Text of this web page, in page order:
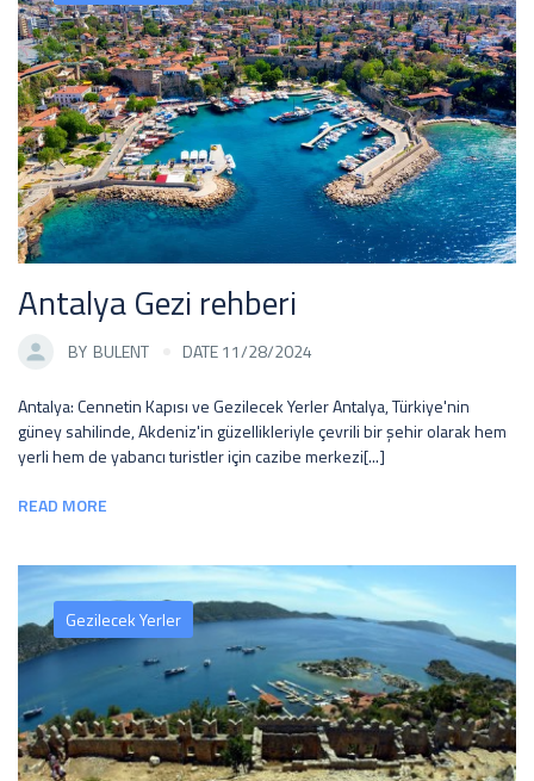
Antalya Gezi rehberi
BY BULENT DATE 11/28/2024
Antalya: Cennetin Kapısı ve Gezilecek Yerler Antalya, Türkiye'nin
güney sahilinde, Akdeniz'in güzellikleriyle çevrili bir şehir olarak hem
yerli hem de yabancı turistler için cazibe merkezi[...]
READ MORE
Gezilecek Yerler